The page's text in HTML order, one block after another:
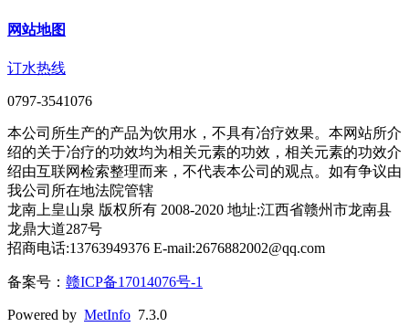
网站地图
订水热线
0797-3541076
本公司所生产的产品为饮用水，不具有冶疗效果。本网站所介
绍的关于冶疗的功效均为相关元素的功效，相关元素的功效介
绍由互联网检索整理而来，不代表本公司的观点。如有争议由
我公司所在地法院管辖
龙南上皇山泉 版权所有 2008-2020 地址:江西省赣州市龙南县
龙鼎大道287号
招商电话:13763949376 E-mail:2676882002@qq.com
备案号： 赣ICP备17014076号-1
Powered by MetInfo 7.3.0